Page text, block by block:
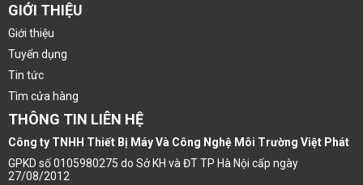
GIỚI THIỆU
Giới thiệu
Tuyển dụng
Tin tức
Tìm cửa hàng
THÔNG TIN LIÊN HỆ
Công ty TNHH Thiết Bị Máy Và Công Nghệ Môi Trường Việt Phát
GPKD số 0105980275 do Sở KH và ĐT TP Hà Nội cấp ngày
27/08/2012